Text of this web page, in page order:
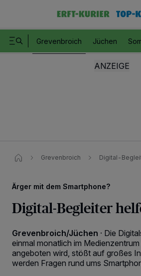
Grevenbroich Jüchen
Grevenbroich Digital-
Ärger mit dem Smartphone?
Digital-Begleiter
Grevenbroich/Jüchen · Die
einmal monatlich im
angeboten wird, stößt auf großes
werden Fragen rund ums